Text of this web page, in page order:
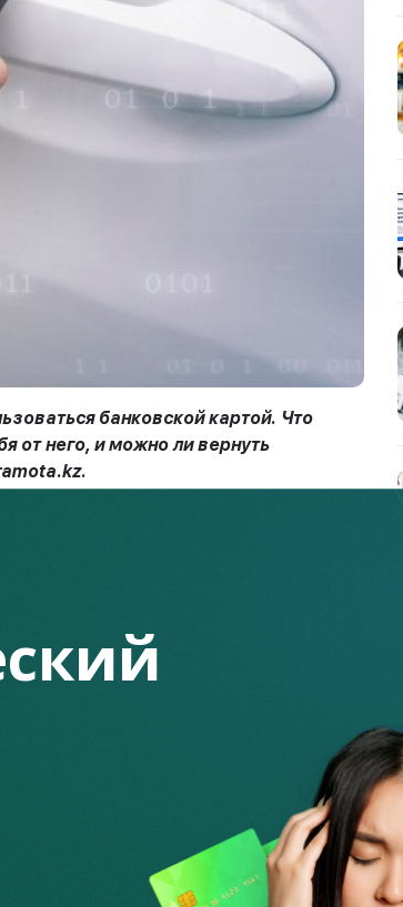
банковской картой. Что
от него, и можно ли вернуть
заполучив обманным путем
вашего ведома.
данным карты, – это взлом серверов
доступа и различного
персональной информацией о вас и
прокуратуры РК, в Казахстане за
мошенничества, что составляет